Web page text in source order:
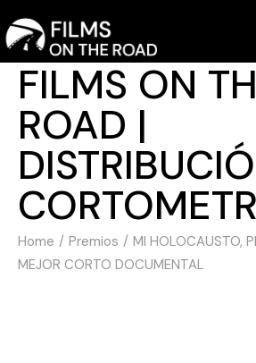
to
the
content
FILMS ON
ROAD |
Home Premios
MI HOLOCAUSTO,
MEJOR CORTO DOCUMENTAL